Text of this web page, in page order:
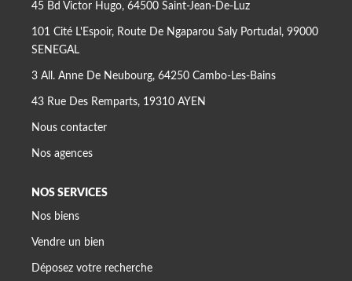
45 Bd Victor Hugo, 64500 Saint-Jean-De-Luz
101 Cité L'Espoir, Route De Ngaparou Saly Portudal, 99000
SENEGAL
3 All. Anne De Neubourg, 64250 Cambo-Les-Bains
43 Rue Des Remparts, 19310 AYEN
Nous contacter
Nos agences
NOS SERVICES
Nos biens
Vendre un bien
Déposez votre recherche